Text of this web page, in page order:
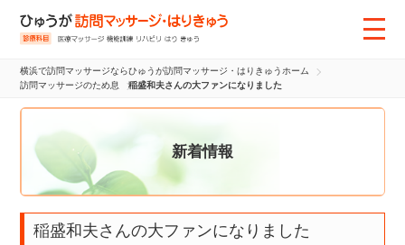
横浜で訪問マッサージならひゅうが訪問マッサージ・はりきゅうホーム
訪問マッサージのため息
稲盛和夫さんの大ファンになりました
新着情報
稲盛和夫さんの大ファンになりました